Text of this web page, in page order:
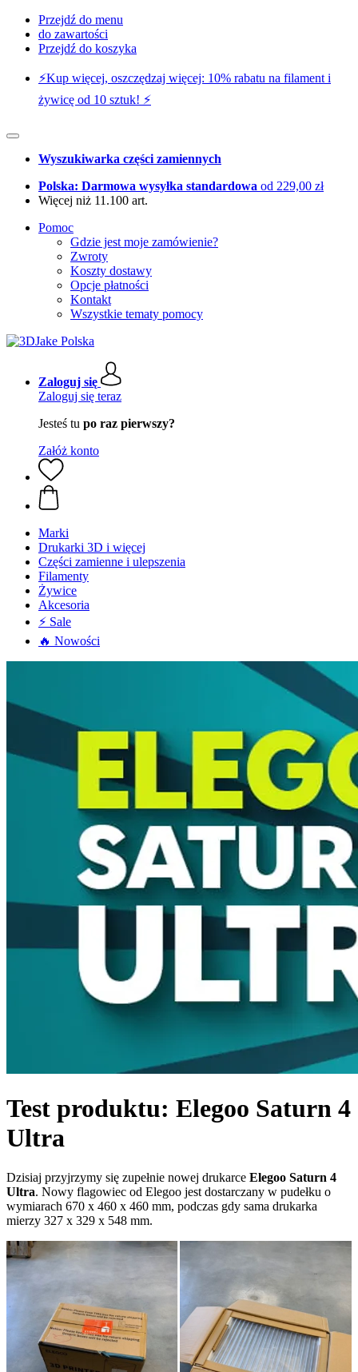
Przejdź do menu
do zawartości
Przejdź do koszyka
⚡️Kup więcej, oszczędzaj więcej: 10% rabatu na filament i
żywicę od 10 sztuk! ⚡️
Wyszukiwarka części zamiennych
Polska: Darmowa wysyłka standardowa od 229,00 zł
Więcej niż 11.100 art.
Pomoc
Gdzie jest moje zamówienie?
Zwroty
Koszty dostawy
Opcje płatności
Kontakt
Wszystkie tematy pomocy
Zaloguj się
Zaloguj się teraz
Jesteś tu po raz pierwszy?
Załóż konto
Marki
Drukarki 3D i więcej
Części zamienne i ulepszenia
Filamenty
Żywice
Akcesoria
⚡ Sale
🔥 Nowości
Test produktu: Elegoo Saturn 4
Ultra
Dzisiaj przyjrzymy się zupełnie nowej drukarce Elegoo Saturn 4
Ultra. Nowy flagowiec od Elegoo jest dostarczany w pudełku o
wymiarach 670 x 460 x 460 mm, podczas gdy sama drukarka
mierzy 327 x 329 x 548 mm.